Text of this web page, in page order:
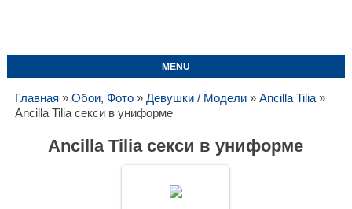
MENU
Главная » Обои, Фото» Девушки / Модели» Ancilla Tilia»
Ancilla Tilia секси в униформе
Ancilla Tilia секси в униформе